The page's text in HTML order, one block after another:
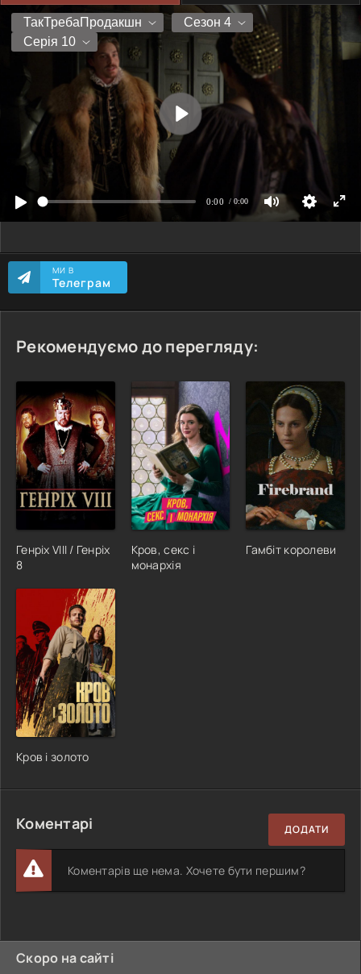
МИ В
Телеграм
Рекомендуємо до перегляду:
Генріх VIII / Генріх
8
Кров, секс і
монархія
Гамбіт королеви
Кров і золото
Коментарі ДОДАТИ
Коментарів ще нема. Хочете бути першим?
Скоро на сайті